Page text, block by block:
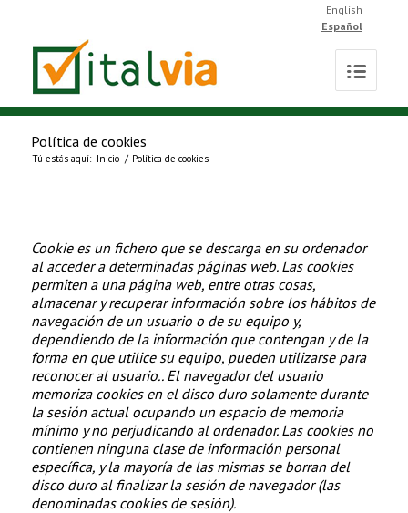
English
Español
Política de cookies
Tú estás aquí: Inicio / Política de cookies
Cookie es un fichero que se descarga en su ordenador
al acceder a determinadas páginas web. Las cookies
permiten a una página web, entre otras cosas,
almacenar y recuperar información sobre los hábitos de
navegación de un usuario o de su equipo y,
dependiendo de la información que contengan y de la
forma en que utilice su equipo, pueden utilizarse para
reconocer al usuario.. El navegador del usuario
memoriza cookies en el disco duro solamente durante
la sesión actual ocupando un espacio de memoria
mínimo y no perjudicando al ordenador. Las cookies no
contienen ninguna clase de información personal
específica, y la mayoría de las mismas se borran del
disco duro al finalizar la sesión de navegador (las
denominadas cookies de sesión).